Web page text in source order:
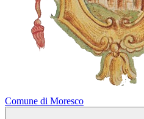
Comune di Moresco